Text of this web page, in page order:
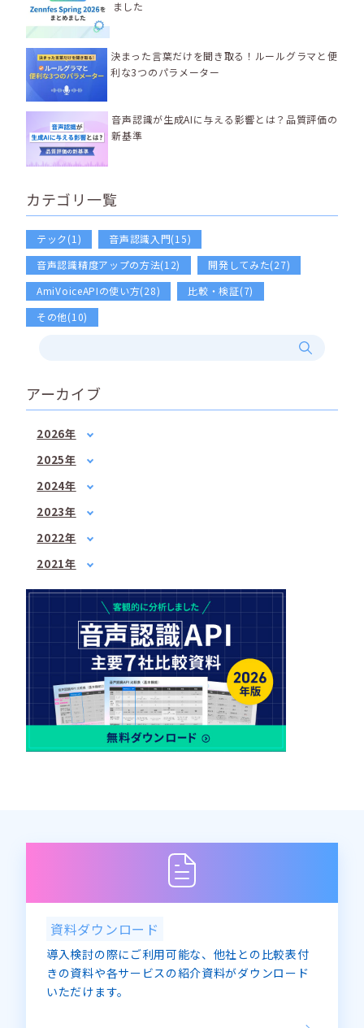
ました
決まった言葉だけを聞き取る！ルールグラマと便
利な3つのパラメーター
音声認識が生成AIに与える影響とは？品質評価の
新基準
カテゴリ一覧
テック(1)
音声認識入門(15)
音声認識精度アップの方法(12)
開発してみた(27)
AmiVoiceAPIの使い方(28)
比較・検証(7)
その他(10)
アーカイブ
2026年
2月(1)
3月(1)
4月(1)
6月(2)
7月(3)
2025年
3月(2)
5月(1)
7月(2)
9月(1)
10月(1)
12月
(2)
2024年
2月(1)
3月(1)
4月(3)
(2)
12月 (1)
2023年
2月(1)
3月(2)
4月(2)
7月
9月(1)
10月(1)
11月(1)
2022年
2月(3)
3月(2)
4月
8月(2)
9月 (1)
10月(2)
11月(2)
2021年
(2)
9月(2)
10月(3)
12月(3)
資料ダウンロード
導入検討の際にご利用可能な、他社との比較表付
きの資料や各サービスの紹介資料がダウンロード
いただけます。